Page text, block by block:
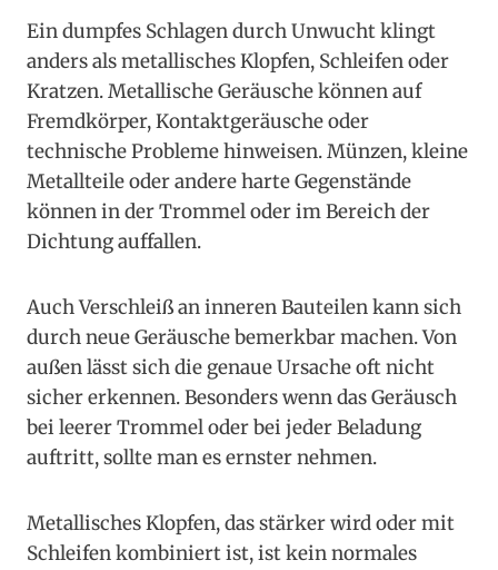
Ein dumpfes Schlagen durch Unwucht klingt
anders als metallisches Klopfen, Schleifen oder
Kratzen. Metallische Geräusche können auf
Fremdkörper, Kontaktgeräusche oder
technische Probleme hinweisen. Münzen, kleine
Metallteile oder andere harte Gegenstände
können in der Trommel oder im Bereich der
Dichtung auffallen.
Auch Verschleiß an inneren Bauteilen kann sich
durch neue Geräusche bemerkbar machen. Von
außen lässt sich die genaue Ursache oft nicht
sicher erkennen. Besonders wenn das Geräusch
bei leerer Trommel oder bei jeder Beladung
auftritt, sollte man es ernster nehmen.
Metallisches Klopfen, das stärker wird oder mit
Schleifen kombiniert ist, ist kein normales